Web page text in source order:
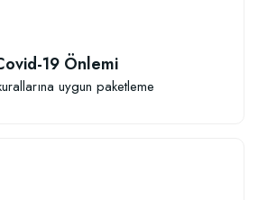
19 Önlemi
uygun paketleme